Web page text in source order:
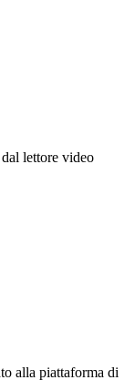
lettore video
alla piattaforma di